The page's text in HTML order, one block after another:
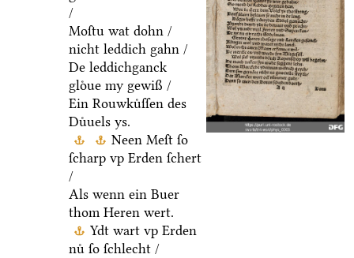
/
Moſtu wat dohn /
nicht leddich gahn /
De leddichganck
gloͤue my gewiß /
Ein Rouwkuͤſſen des
Duͤuels ys.
Neen Meſt ſo
ſcharp vp Erden ſchert
/
Als wenn ein Buer
thom Heren wert.
Ydt wart vp Erden
nuͤ ſo ſchlecht /